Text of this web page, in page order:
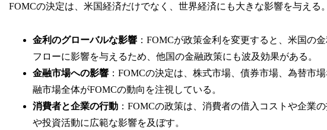
FOMCの決定は、米国経済だけでなく、世界経済にも大きな影響を与える
金利のグローバルな影響：FOMCが政策金利を変更すると、米国の
フローに影響を与えるため、他国の金融政策にも波及効果がある。
金融市場への影響：FOMCの決定は、株式市場、債券市場、為替市
融市場全体がFOMCの動向を注視している。
消費者と企業の行動：FOMCの政策は、消費者の借入コストや企業
や投資活動に広範な影響を及ぼす。